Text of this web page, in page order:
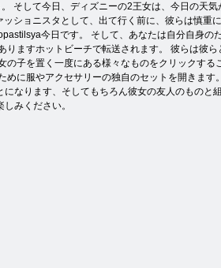
そして今日、ディズニーの2王女は、今日の天
ショニスタとして、出て行く前に、彼らは慎重
今日です。 そして、あなたは自分自身の
ますホットビーチで転送されます。 彼らは彼ら
子を置く一度にある様々なものをクリックする
に服やアクセサリーの独自のセットを開きます
なります、そしてもちろん彼女の友人のものと
みください。